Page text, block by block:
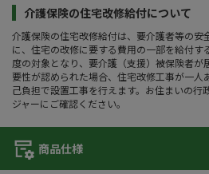
介護保険の住宅改修給付について
介護保険の住宅改修給付は、要介護者等の安
に、住宅の改修に要する費用の一部を給付す
度の対象となり、要介護（支援）被保険者
要性が認められた場合、住宅改修工事が一
己負担で設置工事を行えます。お住まいの行
ジャーにご確認ください。
商品仕様